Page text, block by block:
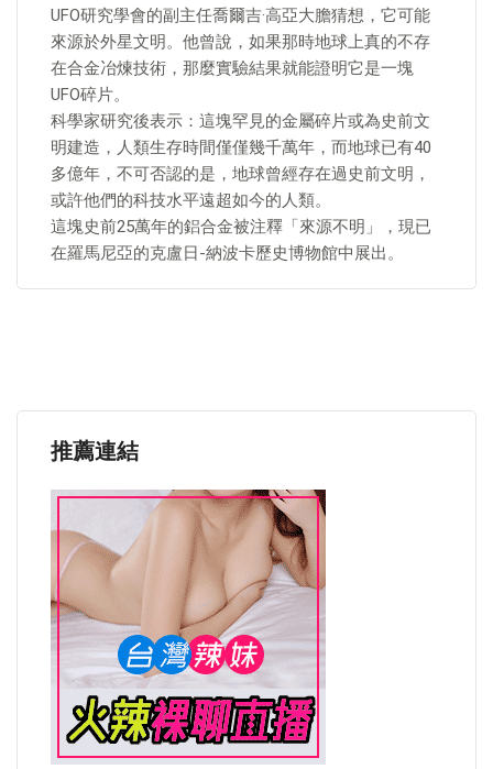
UFO研究學會的副主任喬爾吉·高亞大膽猜想，它可能
來源於外星文明。他曾說，如果那時地球上真的不存
在合金冶煉技術，那麼實驗結果就能證明它是一塊
UFO碎片。
科學家研究後表示：這塊罕見的金屬碎片或為史前文
明建造，人類生存時間僅僅幾千萬年，而地球已有40
多億年，不可否認的是，地球曾經存在過史前文明，
或許他們的科技水平遠超如今的人類。
這塊史前25萬年的鋁合金被注釋「來源不明」，現已
在羅馬尼亞的克盧日-納波卡歷史博物館中展出。
推薦連結